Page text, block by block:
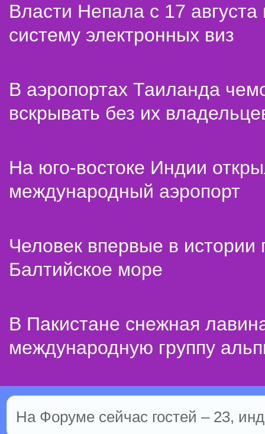
Власти Непала с 17 августа
систему электронных виз
В аэропортах Таиланда
вскрывать без их
На юго-востоке Индии
международный аэропорт
Человек впервые в истории
Балтийское море
В Пакистане снежная
международную группу
На Форуме сейчас гостей – 23,